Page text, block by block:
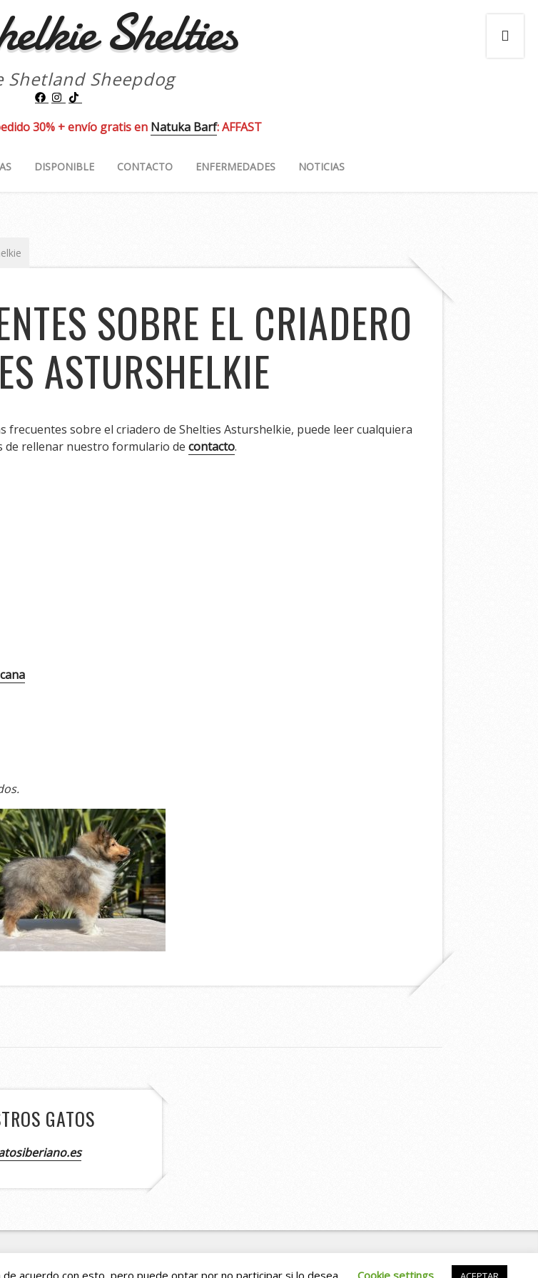
Shelties
Shetland Sheepdog
30% + envío gratis en Natuka Barf: AFFAST
DISPONIBLE CONTACTO ENFERMEDADES NOTICIAS
SOBRE EL CRIADERO
ASTURSHELKIE
sobre el criadero de Shelties Asturshelkie, puede leer cualquiera
de rellenar nuestro formulario de contacto.
GATOS
acuerdo con esto, pero puede optar por no participar si lo desea. Cookie settings